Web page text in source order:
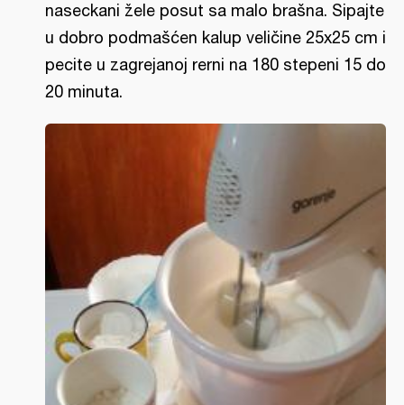
naseckani žele posut sa malo brašna. Sipajte
u dobro podmašćen kalup veličine 25x25 cm i
pecite u zagrejanoj rerni na 180 stepeni 15 do
20 minuta.